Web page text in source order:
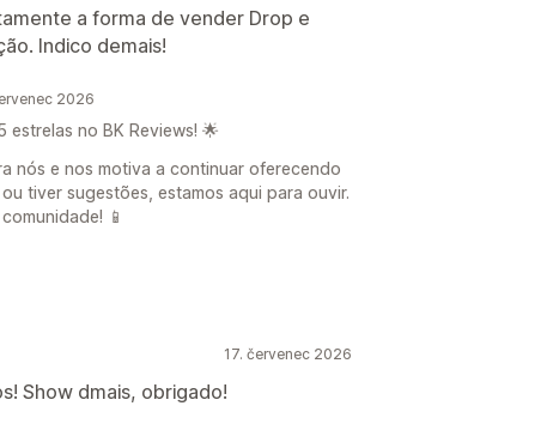
a forma de vender Drop e
Indico demais!
2026
no BK Reviews! 🌟
nós e nos motiva a continuar oferecendo
tiver sugestões, estamos aqui para ouvir.
📱
17. červenec 2026
Show dmais, obrigado!